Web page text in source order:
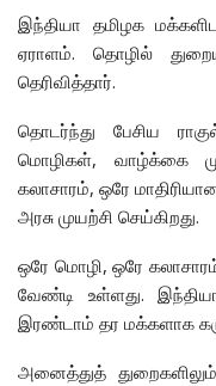
இந்தியா தமிழக
ஏராளம். தொழில்
தெரிவித்தார்.
தொடர்ந்து பேசிய
மொழிகள், வாழ்க்கை
கலாசாரம், ஒரே
அரசு முயற்சி செய்கிறது.
ஒரே மொழி, ஒரே
வேண்டி உள்ளது.
இரண்டாம் தர மக்களாக
அனைத்துத்